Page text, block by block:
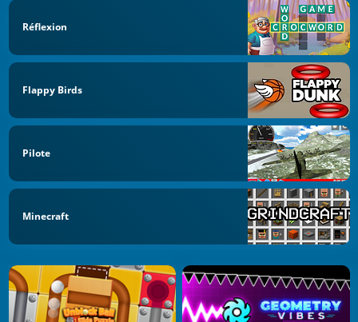
Réflexion
Flappy Birds
Pilote
Minecraft